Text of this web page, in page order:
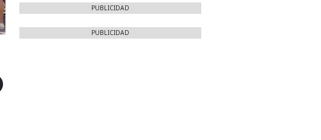
PUBLICIDAD
PUBLICIDAD